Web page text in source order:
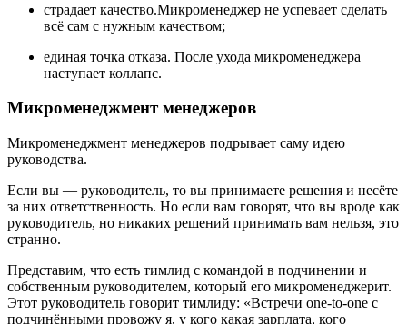
страдает качество.Микроменеджер не успевает сделать
всё сам с нужным качеством;
единая точка отказа. После ухода микроменеджера
наступает коллапс.
Микроменеджмент менеджеров
Микроменеджмент менеджеров подрывает саму идею
руководства.
Если вы — руководитель, то вы принимаете решения и несёте
за них ответственность. Но если вам говорят, что вы вроде как
руководитель, но никаких решений принимать вам нельзя, это
странно.
Представим, что есть тимлид с командой в подчинении и
собственным руководителем, который его микроменеджерит.
Этот руководитель говорит тимлиду: «Встречи one-to-one с
подчинёнными провожу я, у кого какая зарплата, кого